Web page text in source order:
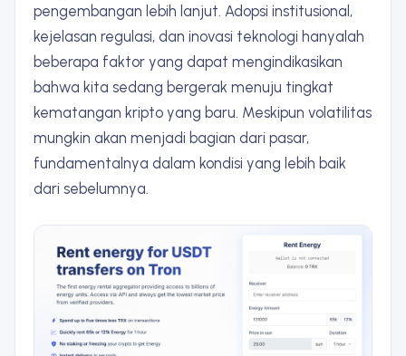
pengembangan lebih lanjut. Adopsi institusional,
kejelasan regulasi, dan inovasi teknologi hanyalah
beberapa faktor yang dapat mengindikasikan
bahwa kita sedang bergerak menuju tingkat
kematangan kripto yang baru. Meskipun volatilitas
mungkin akan menjadi bagian dari pasar,
fundamentalnya dalam kondisi yang lebih baik
dari sebelumnya.